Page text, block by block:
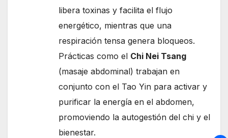
libera toxinas y facilita el flujo
energético, mientras que una
respiración tensa genera bloqueos.
Prácticas como el Chi Nei Tsang
(masaje abdominal) trabajan en
conjunto con el Tao Yin para activar y
purificar la energía en el abdomen,
promoviendo la autogestión del chi y el
bienestar.